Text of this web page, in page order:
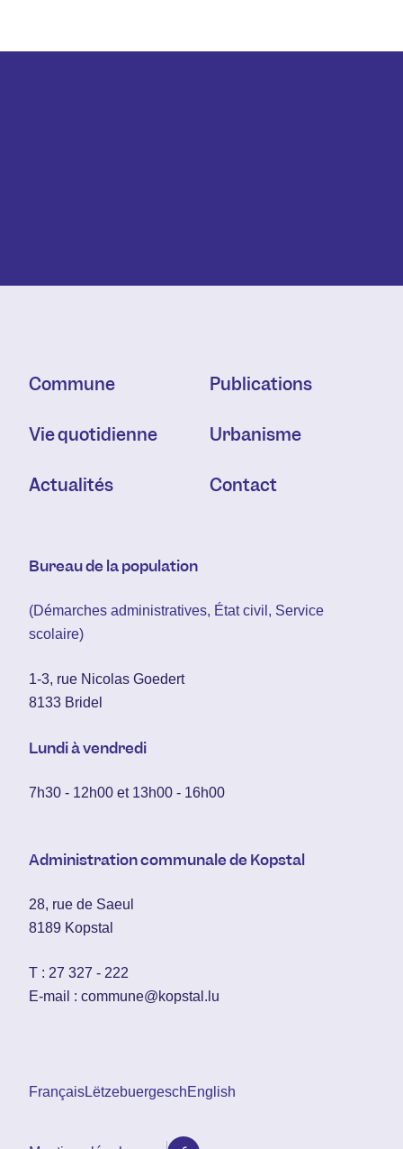
Commune
Vie quotidienne
Actualités
Publications
Urbanisme
Contact
Bureau de la population
(Démarches administratives, État civil, Service
scolaire)
1-3, rue Nicolas Goedert
8133 Bridel
Lundi à vendredi
7h30 - 12h00 et 13h00 - 16h00
Administration communale de Kopstal
28, rue de Saeul
8189 Kopstal
T : 27 327 - 222
E-mail : commune@kopstal.lu
FrançaisLëtzebuergeschEnglish